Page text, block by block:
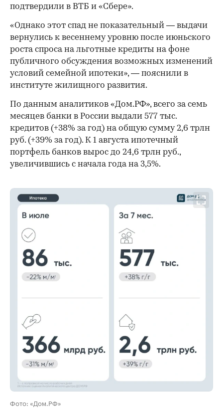
подтвердили в ВТБ и «Сбере».
«Однако этот спад не показательный — выдачи
вернулись к весеннему уровню после июньского
роста спроса на льготные кредиты на фоне
публичного обсуждения возможных изменений
условий семейной ипотеки», — пояснили в
институте жилищного развития.
По данным аналитиков «Дом.РФ», всего за семь
месяцев банки в России выдали 577 тыс.
кредитов (+38% за год) на общую сумму 2,6 трлн
руб. (+39% за год). К 1 августа ипотечный
портфель банков вырос до 24,6 трлн руб.,
увеличившись с начала года на 3,5%.
Фото: «Дом.РФ»